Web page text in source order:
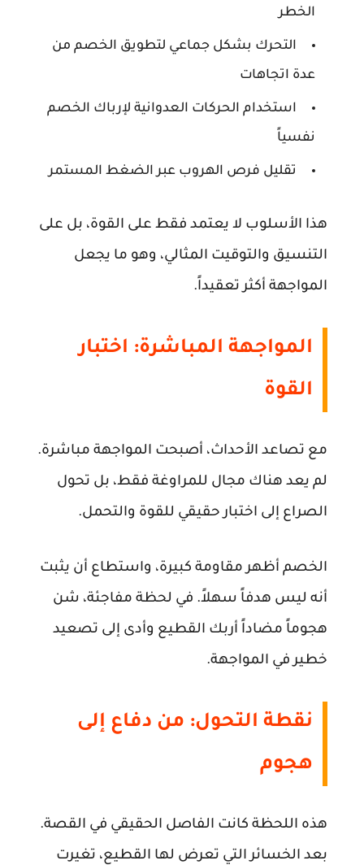
الخطر
التحرك بشكل جماعي لتطويق الخصم من
عدة اتجاهات
استخدام الحركات العدوانية لإرباك الخصم
نفسياً
تقليل فرص الهروب عبر الضغط المستمر
هذا الأسلوب لا يعتمد فقط على القوة، بل على
التنسيق والتوقيت المثالي، وهو ما يجعل
المواجهة أكثر تعقيداً.
المواجهة المباشرة: اختبار
القوة
مع تصاعد الأحداث، أصبحت المواجهة مباشرة.
لم يعد هناك مجال للمراوغة فقط، بل تحول
الصراع إلى اختبار حقيقي للقوة والتحمل.
الخصم أظهر مقاومة كبيرة، واستطاع أن يثبت
أنه ليس هدفاً سهلاً. في لحظة مفاجئة، شن
هجوماً مضاداً أربك القطيع وأدى إلى تصعيد
خطير في المواجهة.
نقطة التحول: من دفاع إلى
هجوم
هذه اللحظة كانت الفاصل الحقيقي في القصة.
بعد الخسائر التي تعرض لها القطيع، تغيرت